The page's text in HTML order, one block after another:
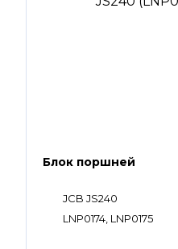
Блок поршней
JCB JS240
LNP0174, LNP0175